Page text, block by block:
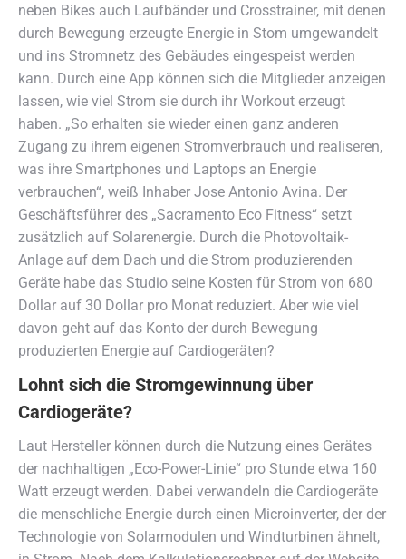
neben Bikes auch Laufbänder und Crosstrainer, mit denen
durch Bewegung erzeugte Energie in Stom umgewandelt
und ins Stromnetz des Gebäudes eingespeist werden
kann. Durch eine App können sich die Mitglieder anzeigen
lassen, wie viel Strom sie durch ihr Workout erzeugt
haben. „So erhalten sie wieder einen ganz anderen
Zugang zu ihrem eigenen Stromverbrauch und realiseren,
was ihre Smartphones und Laptops an Energie
verbrauchen“, weiß Inhaber Jose Antonio Avina. Der
Geschäftsführer des „Sacramento Eco Fitness“ setzt
zusätzlich auf Solarenergie. Durch die Photovoltaik-
Anlage auf dem Dach und die Strom produzierenden
Geräte habe das Studio seine Kosten für Strom von 680
Dollar auf 30 Dollar pro Monat reduziert. Aber wie viel
davon geht auf das Konto der durch Bewegung
produzierten Energie auf Cardiogeräten?
Lohnt sich die Stromgewinnung über
Cardiogeräte?
Laut Hersteller können durch die Nutzung eines Gerätes
der nachhaltigen „Eco-Power-Linie“ pro Stunde etwa 160
Watt erzeugt werden. Dabei verwandeln die Cardiogeräte
die menschliche Energie durch einen Microinverter, der der
Technologie von Solarmodulen und Windturbinen ähnelt,